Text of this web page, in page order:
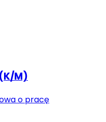
M)
o pracę